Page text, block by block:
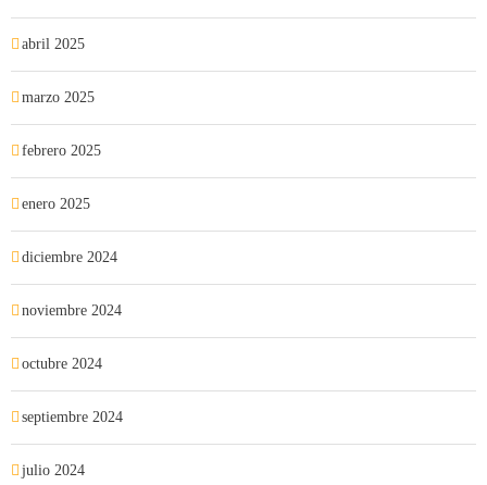
abril 2025
marzo 2025
febrero 2025
enero 2025
diciembre 2024
noviembre 2024
octubre 2024
septiembre 2024
julio 2024